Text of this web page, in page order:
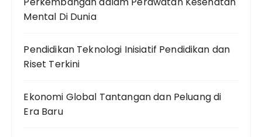
Mental Di Dunia
Pendidikan Teknologi Inisiatif Pendidikan dan
Riset Terkini
Ekonomi Global Tantangan dan Peluang di
Era Baru